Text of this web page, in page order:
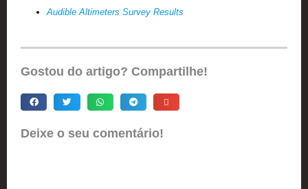
Audible Altimeters Survey Results
Gostou do artigo? Compartilhe!
Deixe o seu comentário!